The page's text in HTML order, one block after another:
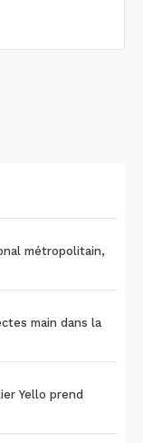
métropolitain,
main dans la
Yello prend